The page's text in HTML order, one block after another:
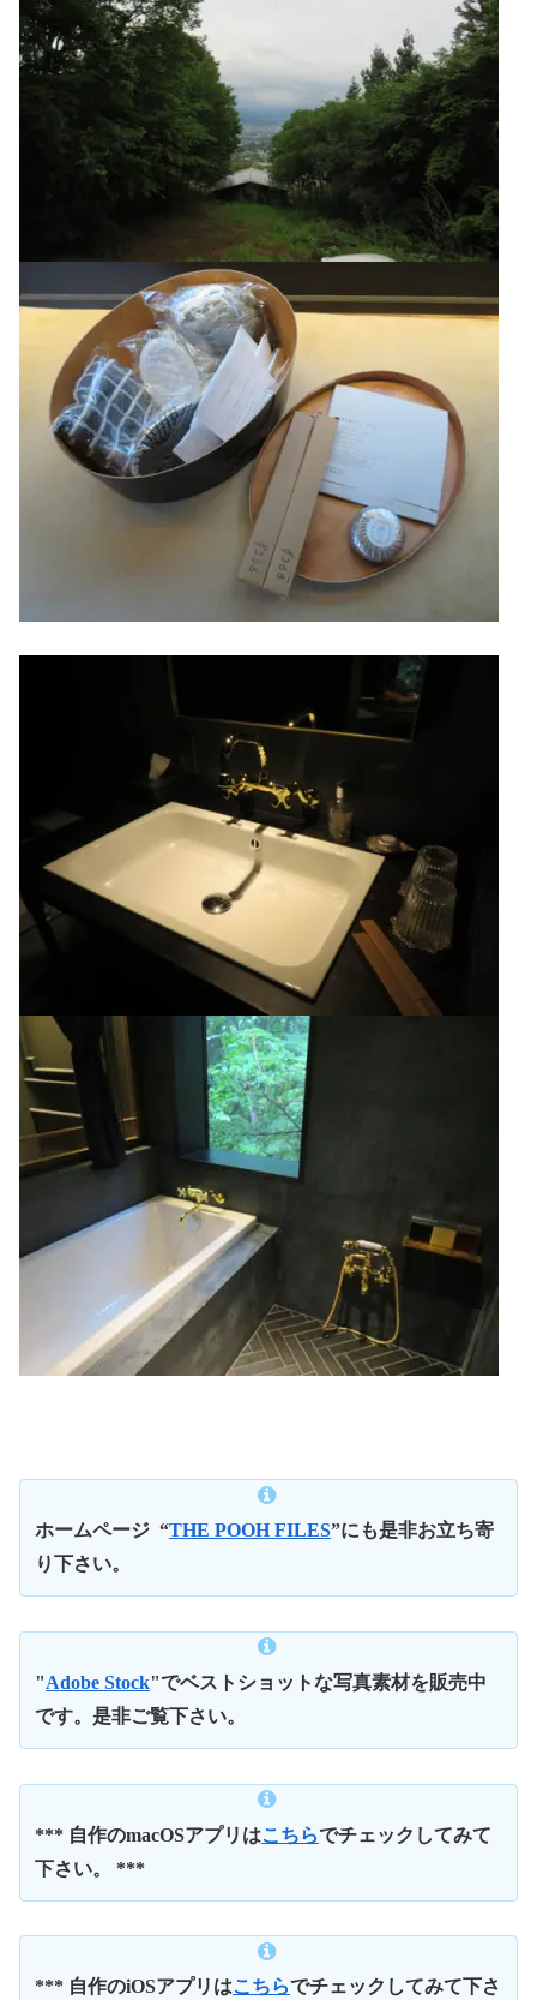
ホームページ “THE POOH FILES”にも是非お立ち寄
り下さい。
"Adobe Stock"でベストショットな写真素材を販売中
です。是非ご覧下さい。
*** 自作のmacOSアプリはこちらでチェックしてみて
下さい。 ***
*** 自作のiOSアプリはこちらでチェックしてみて下さ